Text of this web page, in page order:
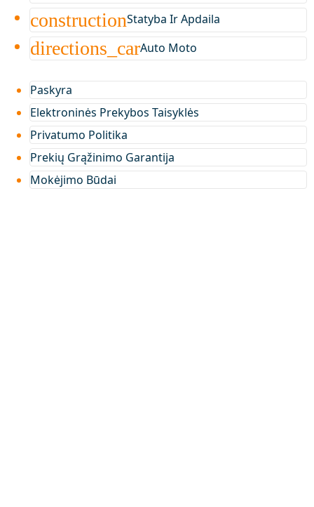
constructionStatyba Ir Apdaila
directions_carAuto Moto
Paskyra
Elektroninės Prekybos Taisyklės
Privatumo Politika
Prekių Grąžinimo Garantija
Mokėjimo Būdai